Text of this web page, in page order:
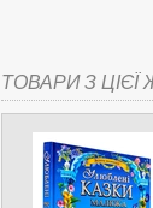
ТОВАРИ З ЦІЄЇ